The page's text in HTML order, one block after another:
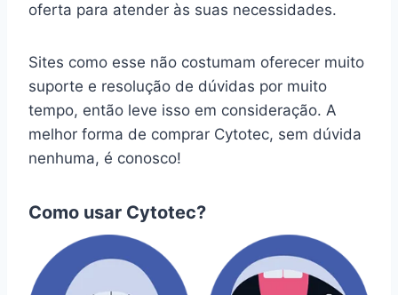
oferta para atender às suas necessidades.
Sites como esse não costumam oferecer muito
suporte e resolução de dúvidas por muito
tempo, então leve isso em consideração. A
melhor forma de comprar Cytotec, sem dúvida
nenhuma, é conosco!
Como usar Cytotec?